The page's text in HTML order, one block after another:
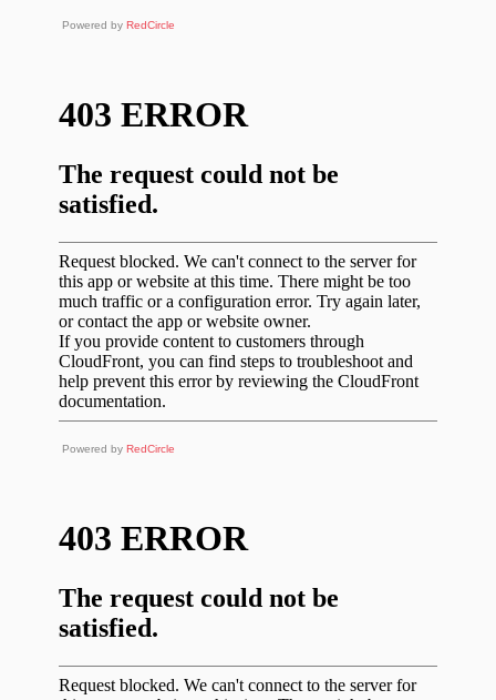
Powered by RedCircle
Powered by RedCircle